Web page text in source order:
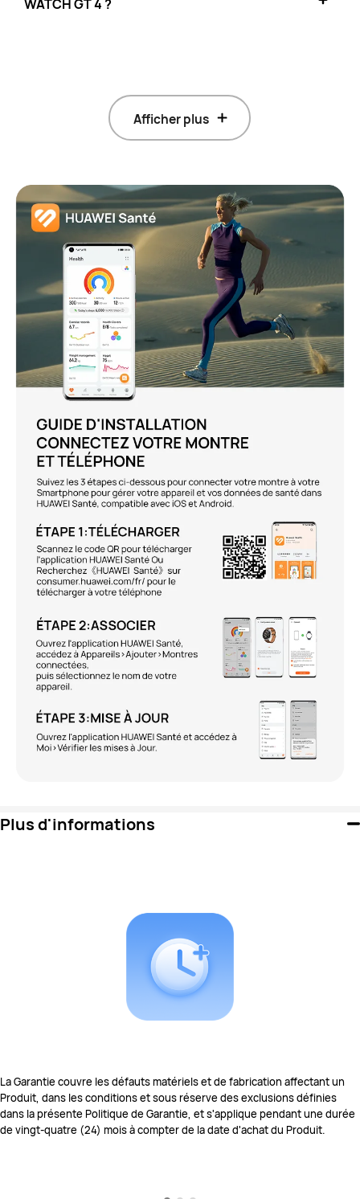
WATCH GT 4 ?
Afficher plus
Plus d'informations
La Garantie couvre les défauts matériels et de fabrication affectant un
Produit, dans les conditions et sous réserve des exclusions définies
dans la présente Politique de Garantie, et s'applique pendant une durée
de vingt-quatre (24) mois à compter de la date d'achat du Produit.